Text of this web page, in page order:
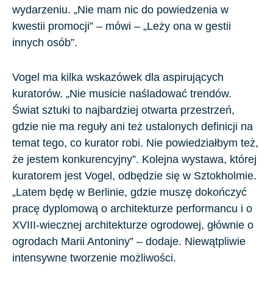
wydarzeniu. „Nie mam nic do powiedzenia w
kwestii promocji” – mówi – „Leży ona w gestii
innych osób”.
Vogel ma kilka wskazówek dla aspirujących
kuratorów. „Nie musicie naśladować trendów.
Świat sztuki to najbardziej otwarta przestrzeń,
gdzie nie ma reguły ani też ustalonych definicji na
temat tego, co kurator robi. Nie powiedziałbym też,
że jestem konkurencyjny”. Kolejna wystawa, której
kuratorem jest Vogel, odbędzie się w Sztokholmie.
„Latem będę w Berlinie, gdzie muszę dokończyć
pracę dyplomową o architekturze performancu i o
XVIII-wiecznej architekturze ogrodowej, głównie o
ogrodach Marii Antoniny” – dodaje. Niewątpliwie
intensywne tworzenie możliwości.